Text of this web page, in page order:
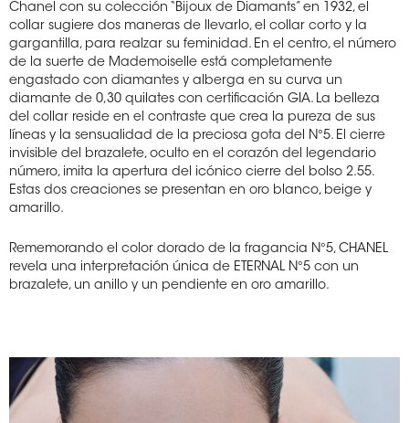
Chanel con su colección “Bijoux de Diamants” en 1932, el
collar sugiere dos maneras de llevarlo, el collar corto y la
gargantilla, para realzar su feminidad. En el centro, el número
de la suerte de Mademoiselle está completamente
engastado con diamantes y alberga en su curva un
diamante de 0,30 quilates con certificación GIA. La belleza
del collar reside en el contraste que crea la pureza de sus
líneas y la sensualidad de la preciosa gota del N°5. El cierre
invisible del brazalete, oculto en el corazón del legendario
número, imita la apertura del icónico cierre del bolso 2.55.
Estas dos creaciones se presentan en oro blanco, beige y
amarillo.
Rememorando el color dorado de la fragancia N°5, CHANEL
revela una interpretación única de ETERNAL N°5 con un
brazalete, un anillo y un pendiente en oro amarillo.